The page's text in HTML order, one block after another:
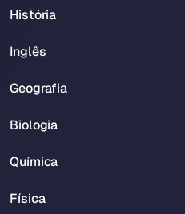
História
Inglês
Geografia
Biologia
Química
Física